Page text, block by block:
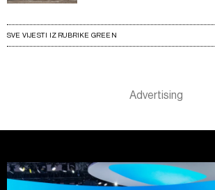
SVE VIJESTI IZ RUBRIKE GREEN